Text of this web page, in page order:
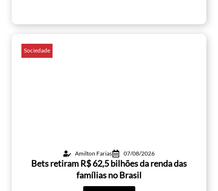
Sociedade
Amilton Farias 07/08/2026
Bets retiram R$ 62,5 bilhões da renda das
famílias no Brasil